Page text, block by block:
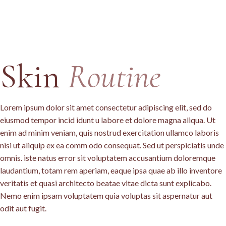
Skin Routine
Lorem ipsum dolor sit amet consectetur adipiscing elit, sed do
eiusmod tempor incid idunt u labore et dolore magna aliqua. Ut
enim ad minim veniam, quis nostrud exercitation ullamco laboris
nisi ut aliquip ex ea comm odo consequat. Sed ut perspiciatis unde
omnis. iste natus error sit voluptatem accusantium doloremque
laudantium, totam rem aperiam, eaque ipsa quae ab illo inventore
veritatis et quasi architecto beatae vitae dicta sunt explicabo.
Nemo enim ipsam voluptatem quia voluptas sit aspernatur aut
odit aut fugit.